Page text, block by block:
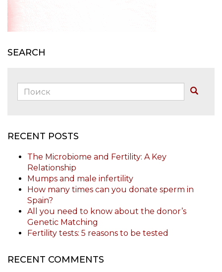
SEARCH
Поиск:
RECENT POSTS
The Microbiome and Fertility: A Key
Relationship
Mumps and male infertility
How many times can you donate sperm in
Spain?
All you need to know about the donor’s
Genetic Matching
Fertility tests: 5 reasons to be tested
RECENT COMMENTS